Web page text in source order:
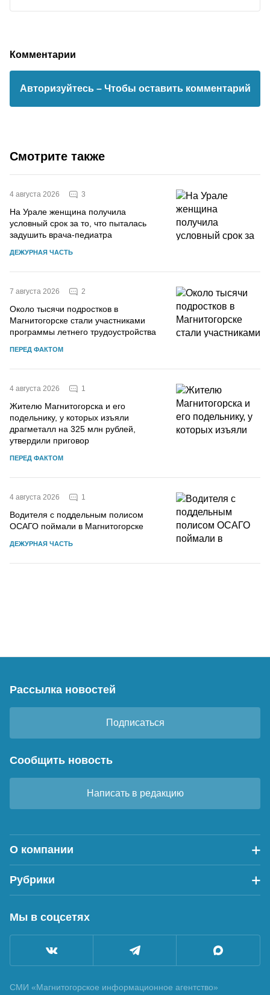
Комментарии
Авторизуйтесь – Чтобы оставить комментарий
Смотрите также
4 августа 2026 3
На Урале женщина получила
условный срок за то, что пыталась
задушить врача-педиатра
ДЕЖУРНАЯ ЧАСТЬ
7 августа 2026 2
Около тысячи подростков в
Магнитогорске стали участниками
программы летнего трудоустройства
ПЕРЕД ФАКТОМ
4 августа 2026 1
Жителю Магнитогорска и его
подельнику, у которых изъяли
драгметалл на 325 млн рублей,
утвердили приговор
ПЕРЕД ФАКТОМ
4 августа 2026 1
Водителя с поддельным полисом
ОСАГО поймали в Магнитогорске
ДЕЖУРНАЯ ЧАСТЬ
Рассылка новостей
Подписаться
Сообщить новость
Написать в редакцию
О компании
Рубрики
Мы в соцсетях
СМИ «Магнитогорское информационное агентство»